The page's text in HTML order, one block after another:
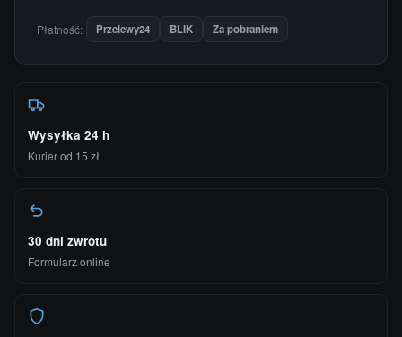
Płatność: Przelewy24 BLIK Za pobraniem
Wysyłka 24 h
Kurier od 15 zł
30 dni zwrotu
Formularz online